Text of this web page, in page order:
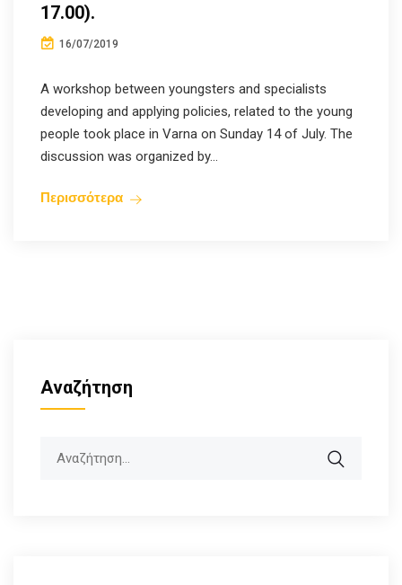
17.00).
16/07/2019
A workshop between youngsters and specialists
developing and applying policies, related to the young
people took place in Varna on Sunday 14 of July. The
discussion was organized by...
Περισσότερα
Αναζήτηση